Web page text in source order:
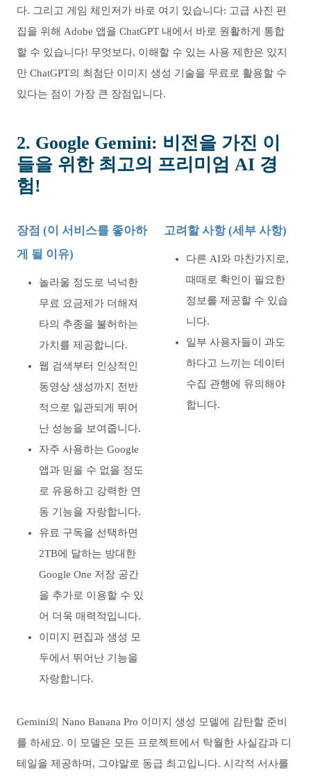
다. 그리고 게임 체인저가 바로 여기 있습니다: 고급 사진 편
집을 위해 Adobe 앱을 ChatGPT 내에서 바로 원활하게 통합
할 수 있습니다! 무엇보다, 이해할 수 있는 사용 제한은 있지
만 ChatGPT의 최첨단 이미지 생성 기술을 무료로 활용할 수
있다는 점이 가장 큰 장점입니다.
2. Google Gemini: 비전을 가진 이
들을 위한 최고의 프리미엄 AI 경
험!
장점 (이 서비스를 좋아하
게 될 이유)
놀라울 정도로 넉넉한
무료 요금제가 더해져
타의 추종을 불허하는
가치를 제공합니다.
웹 검색부터 인상적인
동영상 생성까지 전반
적으로 일관되게 뛰어
난 성능을 보여줍니다.
자주 사용하는 Google
앱과 믿을 수 없을 정도
로 유용하고 강력한 연
동 기능을 자랑합니다.
유료 구독을 선택하면
2TB에 달하는 방대한
Google One 저장 공간
을 추가로 이용할 수 있
어 더욱 매력적입니다.
이미지 편집과 생성 모
두에서 뛰어난 기능을
자랑합니다.
고려할 사항 (세부 사항)
다른 AI와 마찬가지로,
때때로 확인이 필요한
정보를 제공할 수 있습
니다.
일부 사용자들이 과도
하다고 느끼는 데이터
수집 관행에 유의해야
합니다.
Gemini의 Nano Banana Pro 이미지 생성 모델에 감탄할 준비
를 하세요. 이 모델은 모든 프로젝트에서 탁월한 사실감과 디
테일을 제공하며, 그야말로 동급 최고입니다. 시각적 서사를